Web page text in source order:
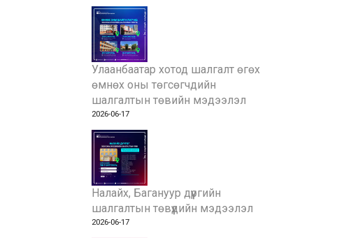
Улаанбаатар хотод шалгалт өгөх
өмнөх оны төгсөгчдийн
шалгалтын төвийн мэдээлэл
2026-06-17
Налайх, Багануур дүүргийн
шалгалтын төвүүдийн мэдээлэл
2026-06-17